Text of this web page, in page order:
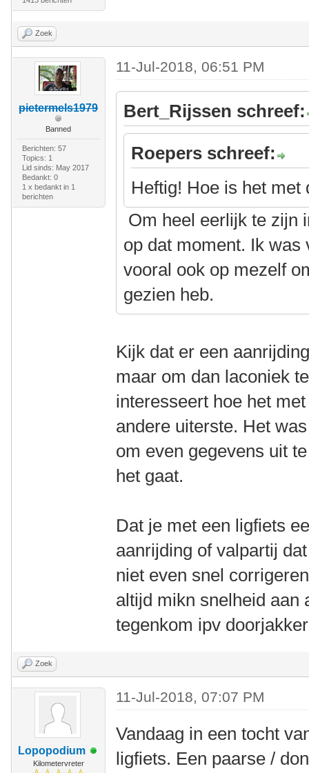
Zoek
pietermels1979
Banned
Berichten: 57
Topics: 1
Lid sinds: May 2017
Bedankt: 0
1 x bedankt in 1
berichten
11-Jul-2018, 06:51 PM
Bert_Rijssen schreef:
Roepers schreef:
Heftig! Hoe is het met
Om heel eerlijk te zijn
op dat moment. Ik was
vooral ook op mezelf
gezien heb.
Kijk dat er een
maar om dan laconiek
interesseert hoe het
andere uiterste. Het
om even gegevens uit
het gaat.
Dat je met een ligfiets
aanrijding of valpartij
niet even snel
altijd mikn snelheid aan
tegenkom ipv
Zoek
Lopopodium
Kilometervreter
11-Jul-2018, 07:07 PM
Vandaag in een tocht
ligfiets. Een paarse /